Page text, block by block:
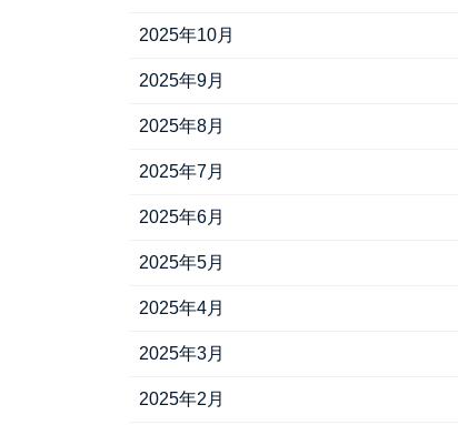
2025年10月
2025年9月
2025年8月
2025年7月
2025年6月
2025年5月
2025年4月
2025年3月
2025年2月